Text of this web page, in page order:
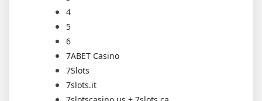
4
5
6
7ABET Casino
7Slots
7slots.it